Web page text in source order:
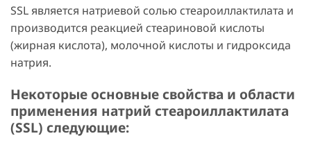
SSL является натриевой солью стеароиллактилата и
производится реакцией стеариновой кислоты
(жирная кислота), молочной кислоты и гидроксида
натрия.
Некоторые основные свойства и области
применения натрий стеароиллактилата
(SSL) следующие: